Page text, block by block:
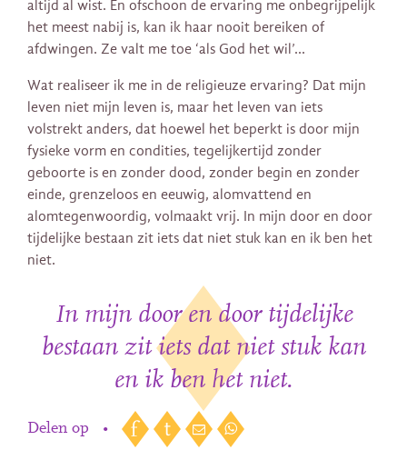
altijd al wist. En ofschoon de ervaring me onbegrijpelijk
het meest nabij is, kan ik haar nooit bereiken of
afdwingen. Ze valt me toe ‘als God het wil’…
Wat realiseer ik me in de religieuze ervaring? Dat mijn
leven niet mijn leven is, maar het leven van iets
volstrekt anders, dat hoewel het beperkt is door mijn
fysieke vorm en condities, tegelijkertijd zonder
geboorte is en zonder dood, zonder begin en zonder
einde, grenzeloos en eeuwig, alomvattend en
alomtegenwoordig, volmaakt vrij. In mijn door en door
tijdelijke bestaan zit iets dat niet stuk kan en ik ben het
niet.
In mijn door en door tijdelijke
bestaan zit iets dat niet stuk kan
en ik ben het niet.
Delen op •